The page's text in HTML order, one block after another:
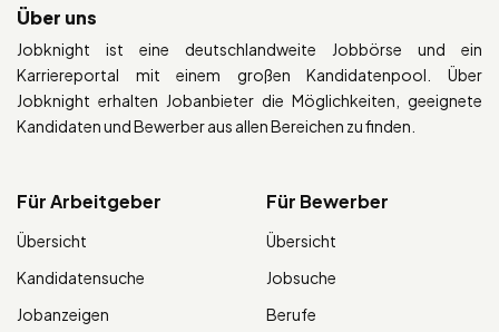
Über uns
Jobknight ist eine deutschlandweite Jobbörse und ein
Karriereportal mit einem großen Kandidatenpool. Über
Jobknight erhalten Jobanbieter die Möglichkeiten, geeignete
Kandidaten und Bewerber aus allen Bereichen zu finden.
Für Arbeitgeber
Übersicht
Kandidatensuche
Jobanzeigen
Für Bewerber
Übersicht
Jobsuche
Berufe